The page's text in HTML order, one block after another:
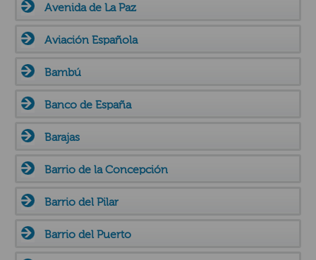
Avenida de La Paz
Aviación Española
Bambú
Banco de España
Barajas
Barrio de la Concepción
Barrio del Pilar
Barrio del Puerto